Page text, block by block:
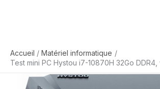
Accueil
Matériel informatique
Test mini PC Hystou i7-10870H 32Go DDR4,